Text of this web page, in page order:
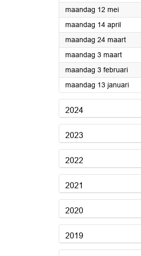
maandag 12 mei2025
maandag 14 april2025
maandag 24 maart2025
maandag 3 maart2025
maandag 3 februari2025
maandag 13 januari2025
2024
2023
2022
2021
2020
2019